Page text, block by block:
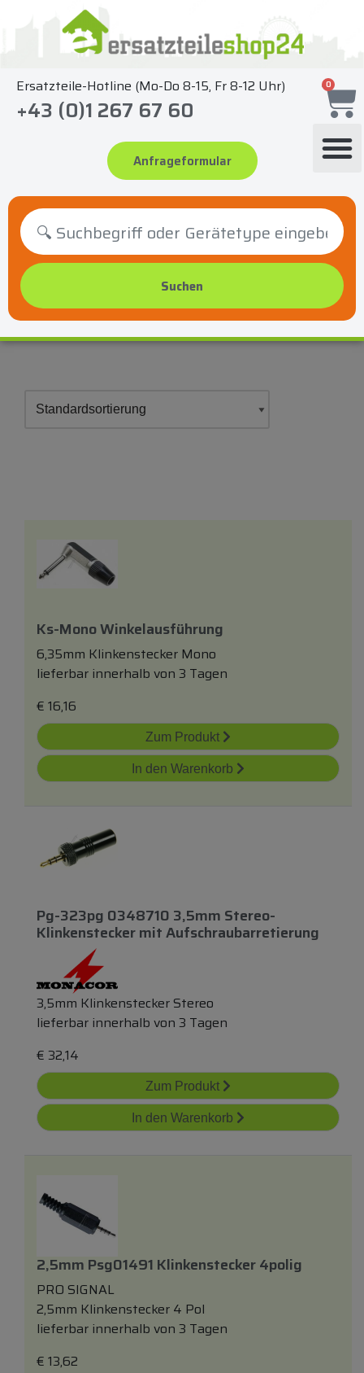
springen
Ersatzteile-Hotline (Mo-Do 8-15, Fr 8-12 Uhr)
+43 (0)1 267 67 60
Anfrageformular
0
Ks-Mono Winkelausführung
6,35mm Klinkenstecker Mono
lieferbar innerhalb von 3 Tagen
€ 16,16
Zum Produkt
In den Warenkorb
Pg-323pg 0348710 3,5mm Stereo-
KlinkensteckermitAufschraubarretierung
3,5mm Klinkenstecker Stereo
lieferbar innerhalb von 3 Tagen
€ 32,14
Zum Produkt
In den Warenkorb
2,5mm Psg01491 Klinkenstecker 4polig
PRO SIGNAL
2,5mm Klinkenstecker 4 Pol
lieferbar innerhalb von 3 Tagen
€ 13,62